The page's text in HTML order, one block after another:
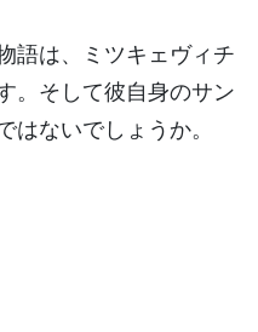
語は、ミツキェヴィチ
。そして彼自身のサン
はないでしょうか。